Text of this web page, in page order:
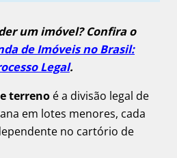
um imóvel? Confira o
de Imóveis no Brasil:
Legal.
terreno é a divisão legal de
em lotes menores, cada
no cartório de